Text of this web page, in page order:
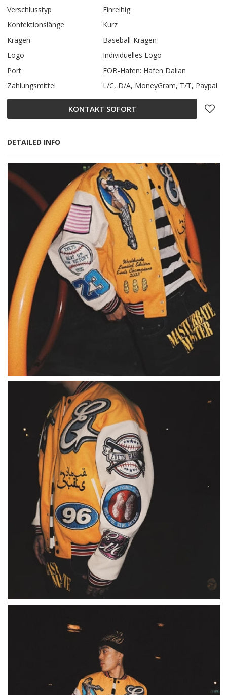
Verschlusstyp
Einreihig
Konfektionslänge
Kurz
Kragen
Baseball-Kragen
Logo
Individuelles Logo
Port
FOB-Hafen: Hafen Dalian
Zahlungsmittel
L/C, D/A, MoneyGram, T/T, Paypal
KONTAKT SOFORT
DETAILED INFO